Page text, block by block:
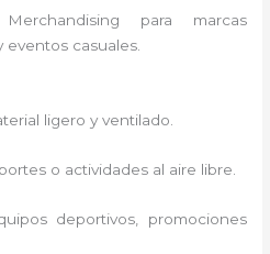
para marcas
eventos casuales.
ligero y ventilado.
o actividades al aire libre.
deportivos, promociones